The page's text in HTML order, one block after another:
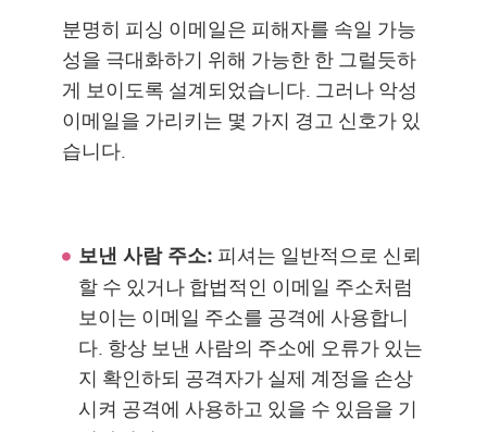
분명히 피싱 이메일은 피해자를 속일 가능
성을 극대화하기 위해 가능한 한 그럴듯하
게 보이도록 설계되었습니다. 그러나 악성
이메일을 가리키는 몇 가지 경고 신호가 있
습니다.
보낸 사람 주소: 피셔는 일반적으로 신뢰
할 수 있거나 합법적인 이메일 주소처럼
보이는 이메일 주소를 공격에 사용합니
다. 항상 보낸 사람의 주소에 오류가 있는
지 확인하되 공격자가 실제 계정을 손상
시켜 공격에 사용하고 있을 수 있음을 기